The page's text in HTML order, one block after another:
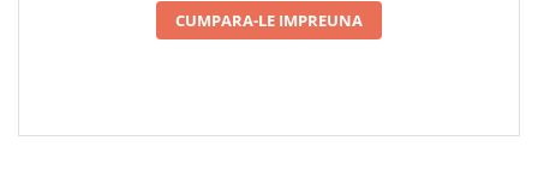
CUMPARA-LE IMPREUNA